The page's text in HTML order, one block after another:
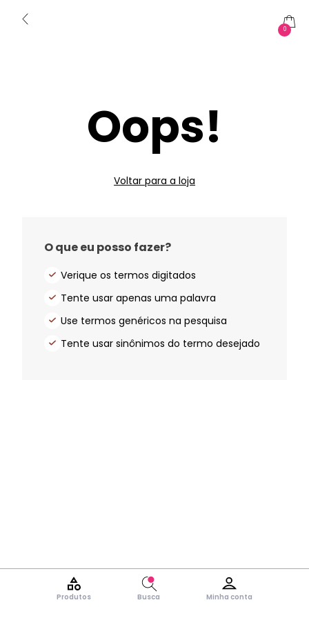
0
Produtos Busca Minha conta
Oops!
Voltar para a loja
O que eu posso fazer?
Verique os termos digitados
Tente usar apenas uma palavra
Use termos genéricos na pesquisa
Tente usar sinônimos do termo desejado